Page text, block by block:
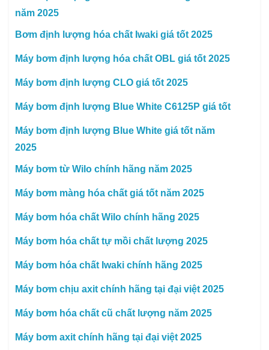
năm 2025
Bơm định lượng hóa chất Iwaki giá tốt 2025
Máy bơm định lượng hóa chất OBL giá tốt 2025
Máy bơm định lượng CLO giá tốt 2025
Máy bơm định lượng Blue White C6125P giá tốt
Máy bơm định lượng Blue White giá tốt năm
2025
Máy bơm từ Wilo chính hãng năm 2025
Máy bơm màng hóa chất giá tốt năm 2025
Máy bơm hóa chất Wilo chính hãng 2025
Máy bơm hóa chất tự mồi chất lượng 2025
Máy bơm hóa chất Iwaki chính hãng 2025
Máy bơm chịu axit chính hãng tại đại việt 2025
Máy bơm hóa chất cũ chất lượng năm 2025
Máy bơm axit chính hãng tại đại việt 2025